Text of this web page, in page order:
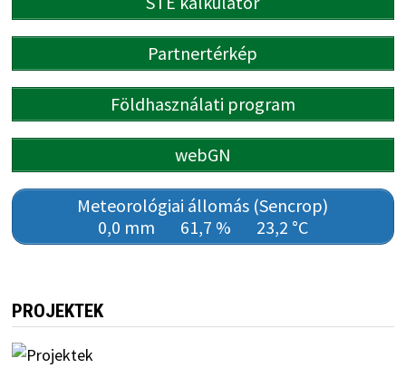
Partnertérkép
Földhasználati program
webGN
Meteorológiai állomás (Sencrop)
0,0 mm
61,7 % 23,2 °C
PROJEKTEK